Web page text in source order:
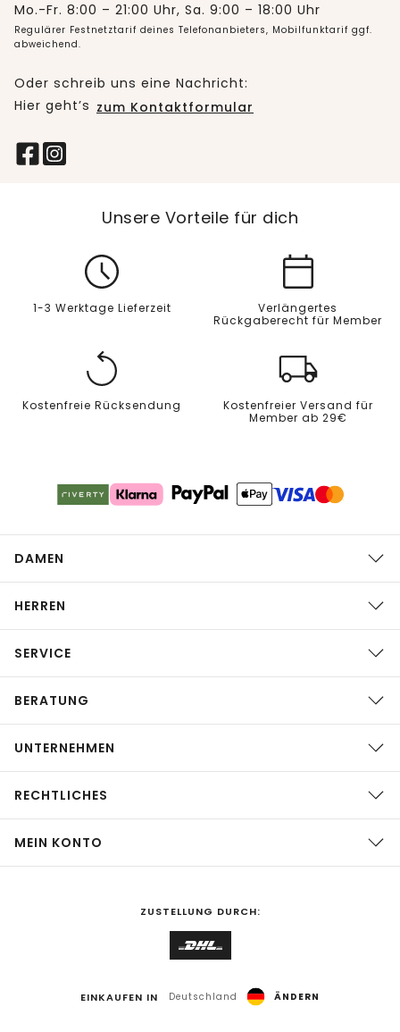
Mo.-Fr. 8:00 – 21:00 Uhr, Sa. 9:00 – 18:00 Uhr
Regulärer Festnetztarif deines Telefonanbieters, Mobilfunktarif ggf.
abweichend.
Oder schreib uns eine Nachricht:
Hier geht’s zum Kontaktformular
Unsere Vorteile für dich
1-3 Werktage Lieferzeit
Verlängertes
Rückgaberecht für Member
Kostenfreie Rücksendung
Kostenfreier Versand für
Member ab 29€
DAMEN
HERREN
SERVICE
BERATUNG
UNTERNEHMEN
RECHTLICHES
MEIN KONTO
ZUSTELLUNG DURCH:
EINKAUFEN IN Deutschland ÄNDERN